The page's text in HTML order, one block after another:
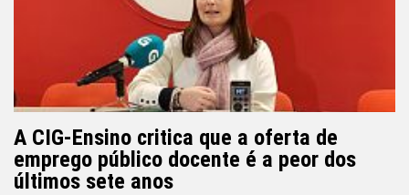
A CIG-Ensino critica que a oferta de
emprego público docente é a peor dos
últimos sete anos